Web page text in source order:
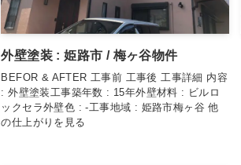
外壁塗装 : 姫路市 / 梅ヶ谷物件
BEFOR & AFTER 工事前 工事後 工事詳細 内容
: 外壁塗装工事築年数 : 15年外壁材料 : ビルロ
ックセラ外壁色 : -工事地域 : 姫路市梅ヶ谷 他
の仕上がりを見る